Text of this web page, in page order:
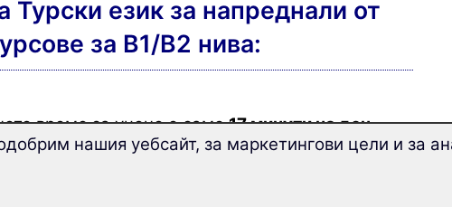
Турски език за напреднали от
за B1/B2 нива:
време за учене е само17 минути на ден.
колко бързо и ефективно можетеда
ще ви научи на
нашия уебсайт, за маркетингови цели и за